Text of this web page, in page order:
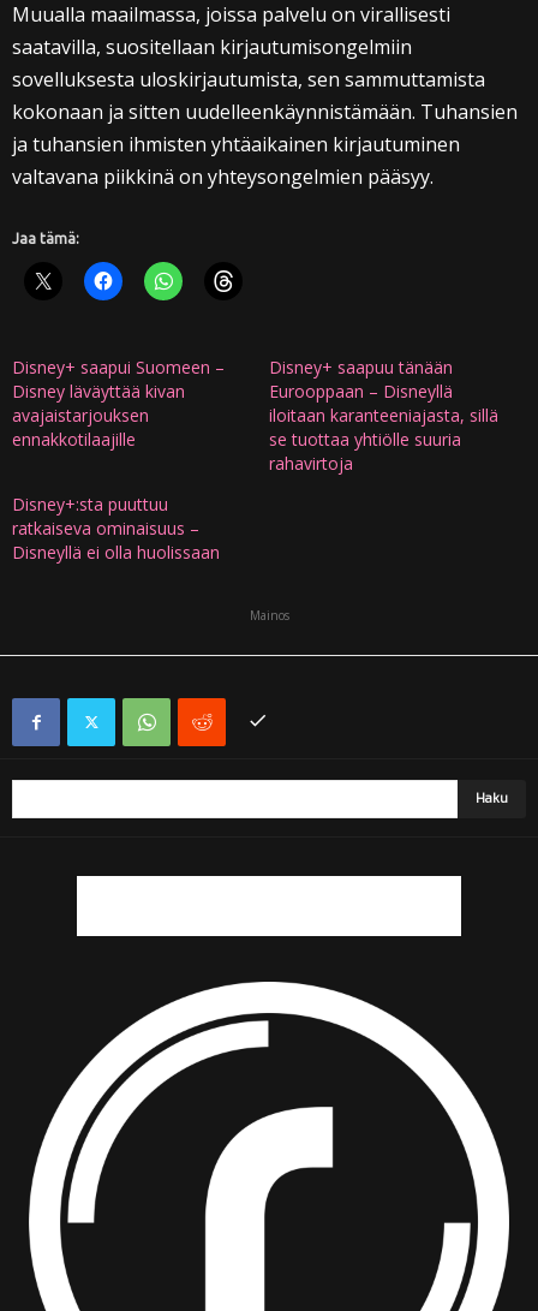
Muualla maailmassa, joissa palvelu on virallisesti
saatavilla, suositellaan kirjautumisongelmiin
sovelluksesta uloskirjautumista, sen sammuttamista
kokonaan ja sitten uudelleenkäynnistämään. Tuhansien
ja tuhansien ihmisten yhtäaikainen kirjautuminen
valtavana piikkinä on yhteysongelmien pääsyy.
Jaa tämä:
Disney+ saapui Suomeen –
Disney läväyttää kivan
avajaistarjouksen
ennakkotilaajille
Disney+ saapuu tänään
Eurooppaan – Disneyllä
iloitaan karanteeniajasta, sillä
se tuottaa yhtiölle suuria
rahavirtoja
Disney+:sta puuttuu
ratkaiseva ominaisuus –
Disneyllä ei olla huolissaan
Mainos